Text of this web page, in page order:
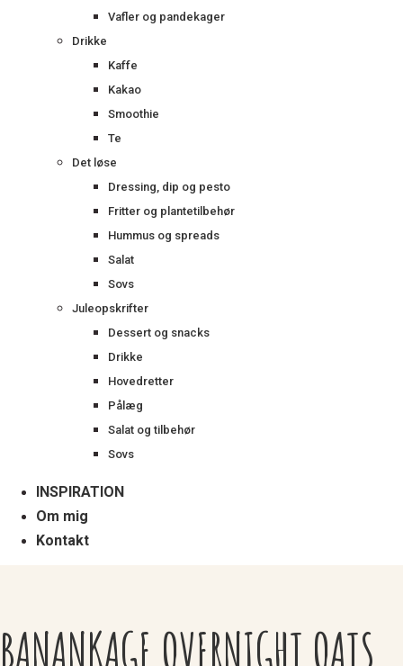
Vafler og pandekager
Drikke
Kaffe
Kakao
Smoothie
Te
Det løse
Dressing, dip og pesto
Fritter og plantetilbehør
Hummus og spreads
Salat
Sovs
Juleopskrifter
Dessert og snacks
Drikke
Hovedretter
Pålæg
Salat og tilbehør
Sovs
INSPIRATION
Om mig
Kontakt
BANANKAGE OVERNIGHT OATS